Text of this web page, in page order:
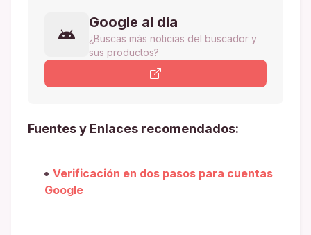
Google al día
¿Buscas más noticias del buscador y
sus productos?
Fuentes y Enlaces recomendados:
Verificación en dos pasos para cuentas
Google